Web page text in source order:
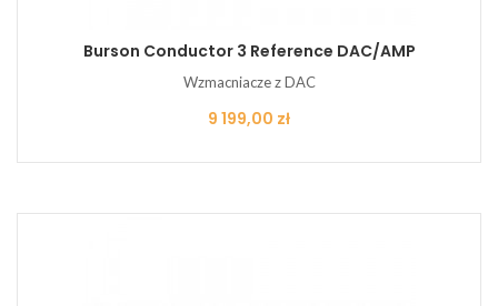
Burson Conductor 3 Reference DAC/AMP
Wzmacniacze z DAC
Cena
9 199,00 zł